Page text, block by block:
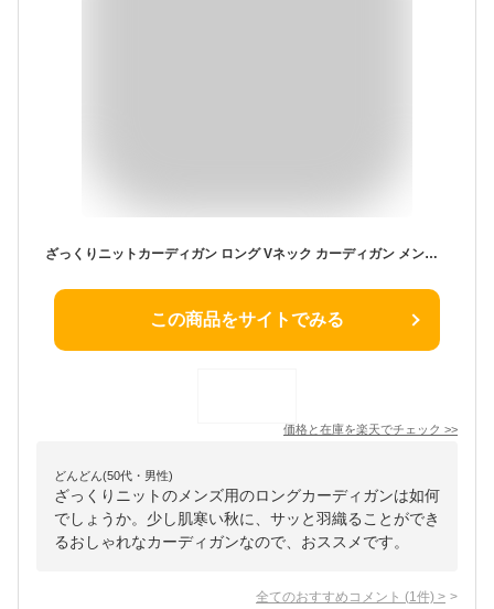
ざっくりニットカーディガン ロング Vネック カーディガン メンズ レディース 秋冬 ゆったり ロング丈 大きいサイズ ブランド ウエストシー westsea 秋服 冬服 春服 オフィス カジュアル ビジネス 無地 長袖 シンプル 人気 おすすめ
この商品をサイトでみる
価格と在庫を楽天でチェック >>
どんどん(50代・男性)
ざっくりニットのメンズ用のロングカーディガンは如何
でしょうか。少し肌寒い秋に、サッと羽織ることができ
るおしゃれなカーディガンなので、おススメです。
全てのおすすめコメント (1 件) >